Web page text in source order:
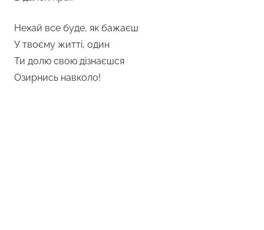
Нехай все буде, як бажаєш
У твоєму житті, один
Ти долю свою дізнаєшся
Озирнись навколо!